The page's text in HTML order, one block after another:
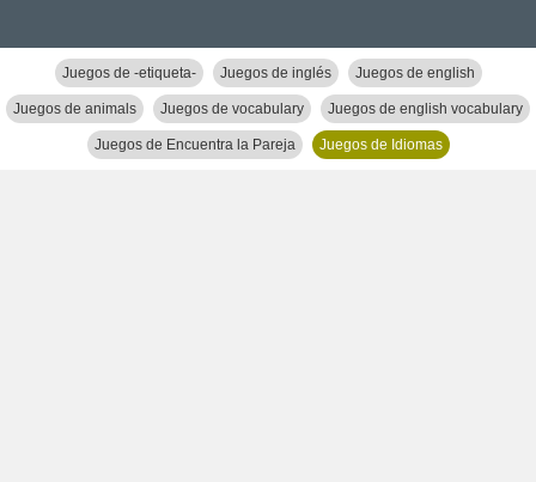
Juegos de -etiqueta- Juegos de inglés Juegos de english
Juegos de animals Juegos de vocabulary Juegos de english vocabulary
Juegos de Encuentra la Pareja Juegos de Idiomas